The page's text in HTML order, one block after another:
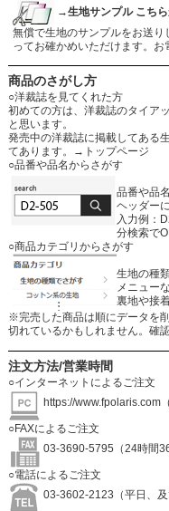
→生地サンプル こち
無償で生地のサンプルをお送り
ってお確かめいただけます。お
商品のさがし方
○洋裁誌を見てくれた方
初めての方は、洋裁誌のタイア
と思います。
発売中の洋裁誌に掲載してある
てあります。
→トップページ
○品番や品名からさがす
品番や品
ヘッダー
入力例：
分検索で
○商品カテゴリからさがす
生地の種
メニュー
裏地や接
※完売した商品は順にデータを
切れているかもしれません。確
注文方法/営業時間
○インターネットによるご注文
https://www.fpolaris.com
○FAXによるご注文
03-3690-5795（24時間
○電話によるご注文
03-3602-2123（平日、